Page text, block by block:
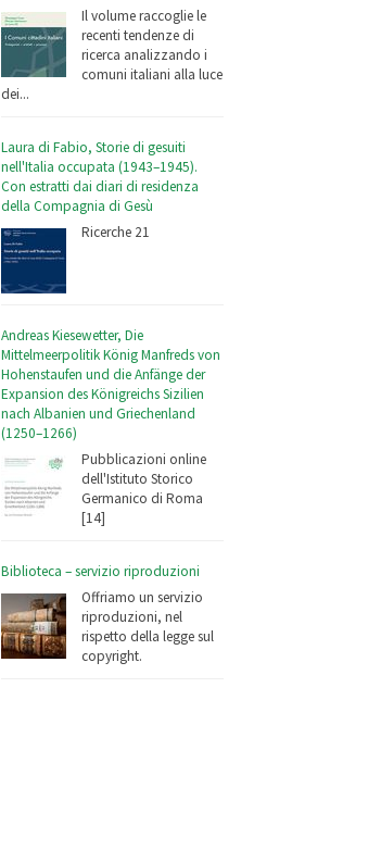
Il volume raccoglie le
recenti tendenze di
ricerca analizzando i
comuni italiani alla luce
dei...
Laura di Fabio, Storie di gesuiti
nell'Italia occupata (1943–1945).
Con estratti dai diari di residenza
della Compagnia di Gesù
Ricerche 21
Andreas Kiesewetter, Die
Mittelmeerpolitik König Manfreds von
Hohenstaufen und die Anfänge der
Expansion des Königreichs Sizilien
nach Albanien und Griechenland
(1250–1266)
Pubblicazioni online
dell'Istituto Storico
Germanico di Roma
[14]
Biblioteca – servizio riproduzioni
Offriamo un servizio
riproduzioni, nel
rispetto della legge sul
copyright.